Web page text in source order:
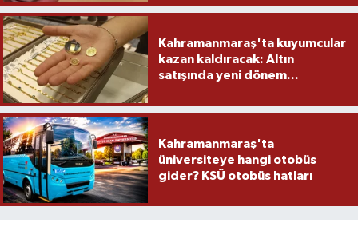
Kahramanmaraş'ta kuyumcular
kazan kaldıracak: Altın
satışında yeni dönem...
Kahramanmaraş'ta
üniversiteye hangi otobüs
gider? KSÜ otobüs hatları